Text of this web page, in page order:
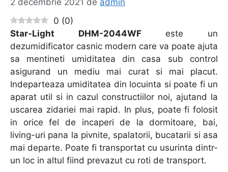
0 (0)
Star-Light DHM-2044WF este un
dezumidificator casnic modern care va poate ajuta
sa mentineti umiditatea din casa sub control
asigurand un mediu mai curat si mai placut.
Indeparteaza umiditatea din locuinta si poate fi un
aparat util si in cazul constructiilor noi, ajutand la
uscarea zidariei mai rapid. In plus, poate fi folosit
in orice fel de incaperi de la dormitoare, bai,
living-uri pana la pivnite, spalatorii, bucatarii si asa
mai departe. Poate fi transportat cu usurinta dintr-
un loc in altul fiind prevazut cu roti de transport.